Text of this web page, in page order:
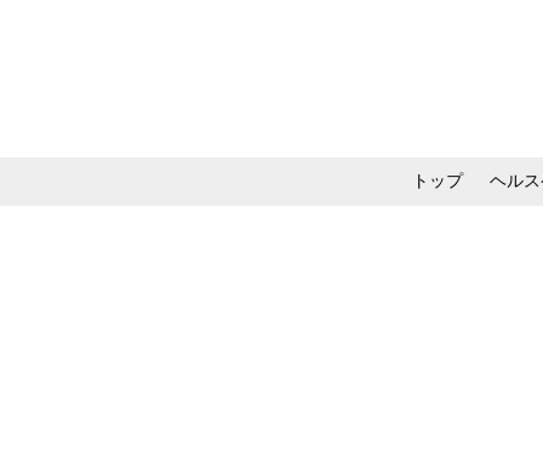
トップ ヘル